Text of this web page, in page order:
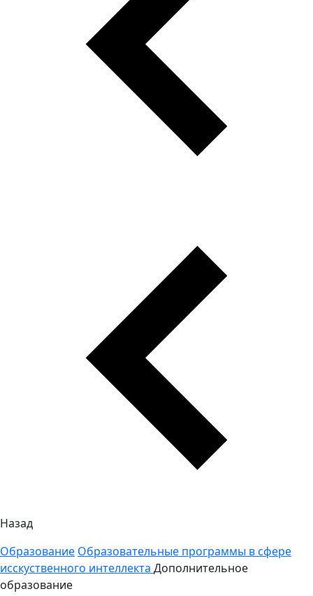
Назад
Образование Образовательные программы в сфере
исскуственного интеллекта Дополнительное
образование